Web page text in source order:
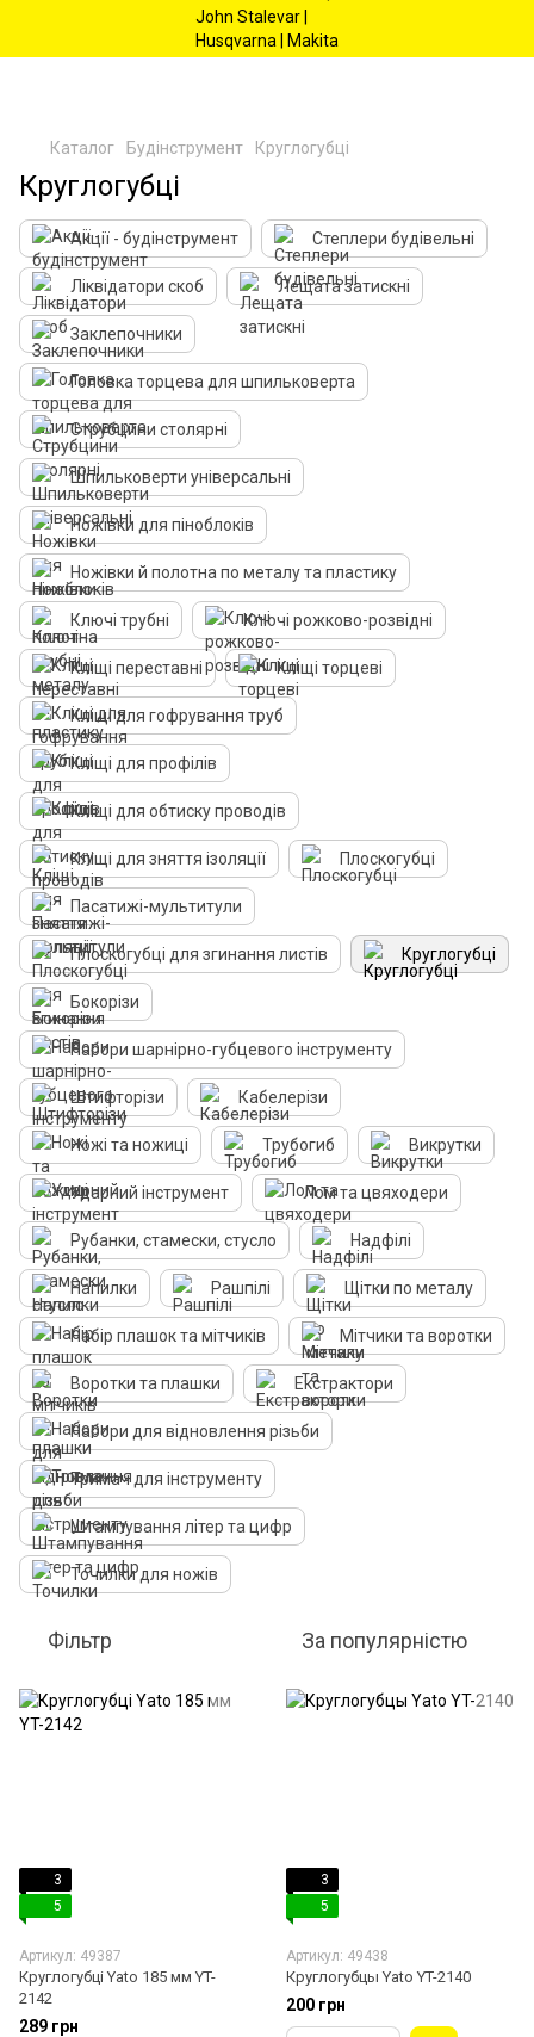
Каталог Будінструмент Круглогубці
Круглогубці
Акції - будінструмент Степлери будівельні
Ліквідатори скоб Лещата затискні
Заклепочники
Головка торцева для шпильковерта
Струбцини столярні
Шпильковерти універсальні
Ножівки для піноблоків
Ножівки й полотна по металу та пластику
Ключі трубні Ключі рожково-розвідні
Кліщі переставні Кліщі торцеві
Кліщі для гофрування труб
Кліщі для профілів
Кліщі для обтиску проводів
Кліщі для зняття ізоляції Плоскогубці
Пасатижі-мультитули
Плоскогубці для згинання листів Круглогубці
Бокорізи
Набори шарнірно-губцевого інструменту
Штифторізи Кабелерізи
Ножі та ножиці Трубогиб Викрутки
Ударний інструмент Лом та цвяходери
Рубанки, стамески, стусло Надфілі
Напилки Рашпілі Щітки по металу
Набір плашок та мітчиків Мітчики та воротки
Воротки та плашки Екстрактори
Набори для відновлення різьби
Тримач для інструменту
Штампування літер та цифр
Точилки для ножів
Фільтр За популярністю
3
5
Артикул: 49387
Круглогубці Yato 185 мм YT-
2142
289 грн
3
5
Артикул: 49438
Круглогубцы Yato YT-2140
200 грн